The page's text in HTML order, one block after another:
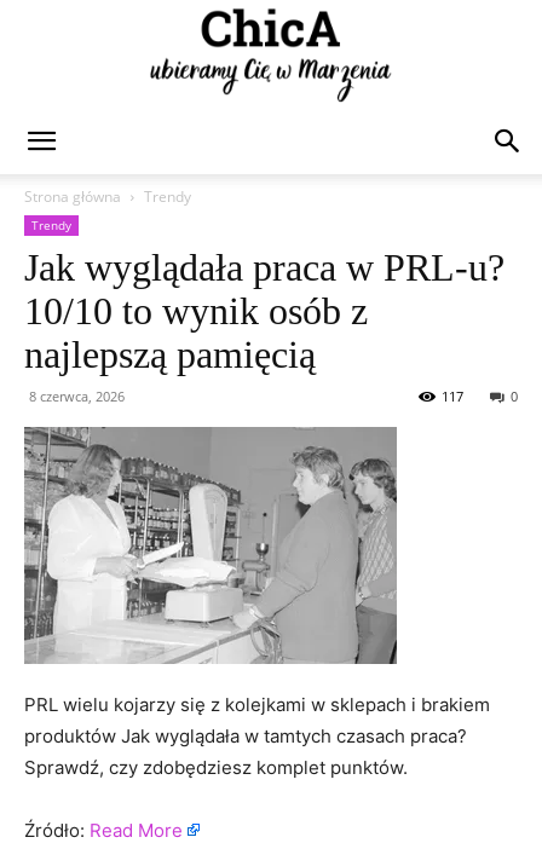
Strona główna
Trendy
Trendy
Jak wyglądała praca w PRL-u?
10/10 to wynik osób z
najlepszą pamięcią
8 czerwca, 2026 0
117
PRL wielu kojarzy się z kolejkami w sklepach i brakiem
produktów Jak wyglądała w tamtych czasach praca?
Sprawdź, czy zdobędziesz komplet punktów.
Źródło: Read More